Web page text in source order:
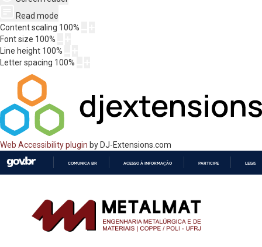
Read mode
Content scaling 100%
Font size 100%
Line height 100%
Letter spacing 100%
Web Accessibility plugin by DJ-Extensions.com
CONTEÚDO
COMUNICA BR ACESSO À INFORMAÇÃO PARTICIPE